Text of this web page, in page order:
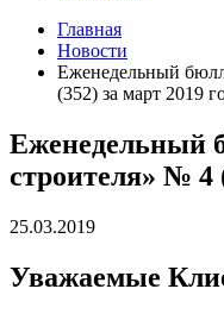
Главная
Новости
Еженедельный
(352) за март 2019
Еженедельный
строителя» № 4
25.03.2019
Уважаемые